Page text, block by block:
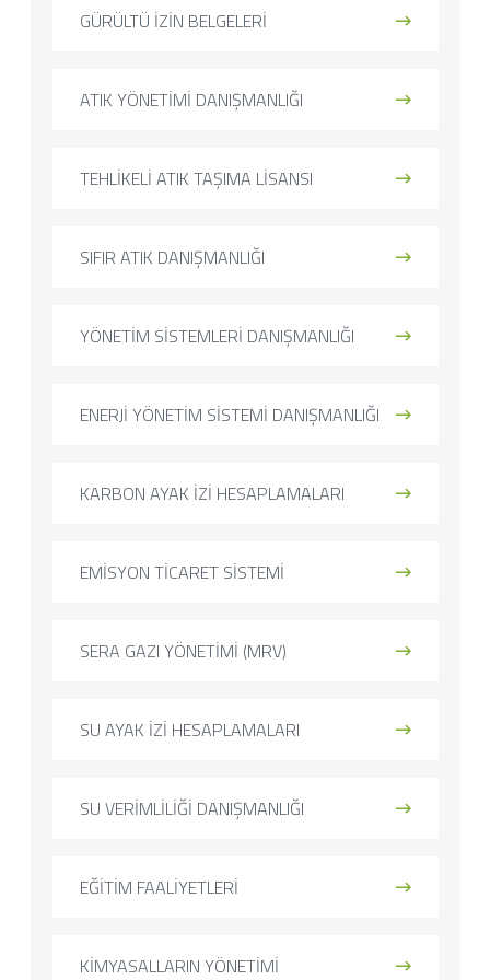
GÜRÜLTÜ İZİN BELGELERİ
ATIK YÖNETİMİ DANIŞMANLIĞI
TEHLİKELİ ATIK TAŞIMA LİSANSI
SIFIR ATIK DANIŞMANLIĞI
YÖNETİM SİSTEMLERİ DANIŞMANLIĞI
ENERJİ YÖNETİM SİSTEMİ DANIŞMANLIĞI
KARBON AYAK İZİ HESAPLAMALARI
EMİSYON TİCARET SİSTEMİ
SERA GAZI YÖNETİMİ (MRV)
SU AYAK İZİ HESAPLAMALARI
SU VERİMLİLİĞİ DANIŞMANLIĞI
EĞİTİM FAALİYETLERİ
KİMYASALLARIN YÖNETİMİ